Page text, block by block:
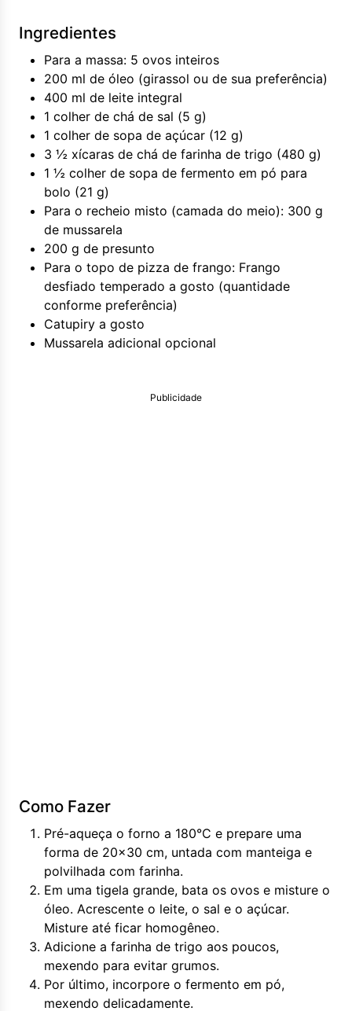
Ingredientes
Para a massa: 5 ovos inteiros
200 ml de óleo (girassol ou de sua preferência)
400 ml de leite integral
1 colher de chá de sal (5 g)
1 colher de sopa de açúcar (12 g)
3 ½ xícaras de chá de farinha de trigo (480 g)
1 ½ colher de sopa de fermento em pó para
bolo (21 g)
Para o recheio misto (camada do meio): 300 g
de mussarela
200 g de presunto
Para o topo de pizza de frango: Frango
desfiado temperado a gosto (quantidade
conforme preferência)
Catupiry a gosto
Mussarela adicional opcional
Publicidade
Como Fazer
Pré-aqueça o forno a 180°C e prepare uma
forma de 20x30 cm, untada com manteiga e
polvilhada com farinha.
Em uma tigela grande, bata os ovos e misture o
óleo. Acrescente o leite, o sal e o açúcar.
Misture até ficar homogêneo.
Adicione a farinha de trigo aos poucos,
mexendo para evitar grumos.
Por último, incorpore o fermento em pó,
mexendo delicadamente.